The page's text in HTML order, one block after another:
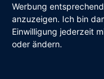
Werbung
anzuzeigen. Ich bin
Einwilligung jederzeit
oder ändern.